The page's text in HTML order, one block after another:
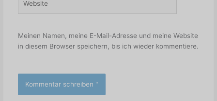
Meinen Namen, meine E-Mail-Adresse und meine Website
in diesem Browser speichern, bis ich wieder kommentiere.